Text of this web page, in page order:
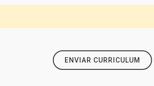
ENVIAR CURRICULUM